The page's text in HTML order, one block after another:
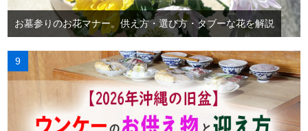
お墓参りのお花マナー。供え方・選び方・タブーな花を解説